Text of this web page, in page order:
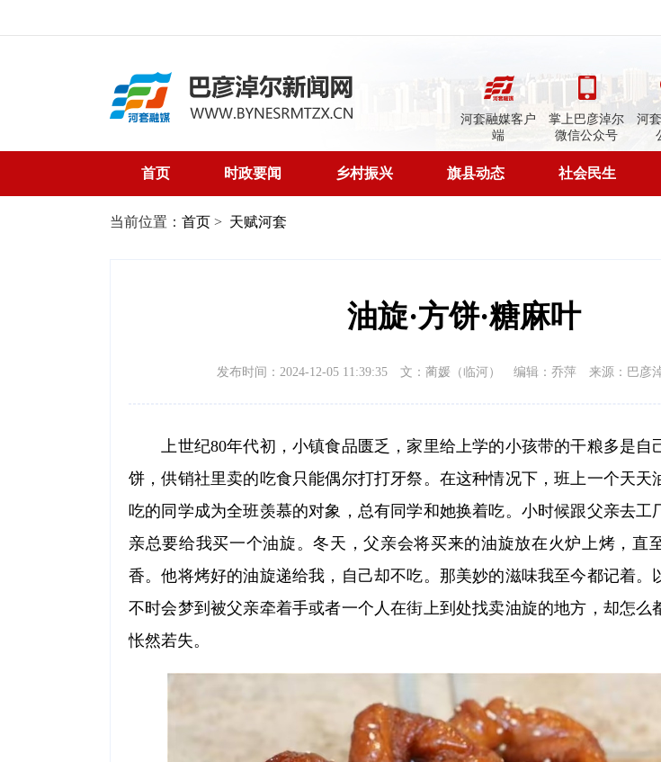
河套融媒客户
端
掌上巴彦淖尔
微信公众号
河
首页 时政要闻 乡村振兴 旗县动态 社会民生
当前位置： 首页 > 天赋河套
油旋·方饼·糖麻叶
发布时间：2024-12-05 11:39:35 文：蔺媛（临河） 编辑：乔萍 来源：巴彦
上世纪80年代初，小镇食品匮乏，家里给上学的小孩带的干粮多是自
饼，供销社里卖的吃食只能偶尔打打牙祭。在这种情况下，班上一个天天
吃的同学成为全班羡慕的对象，总有同学和她换着吃。小时候跟父亲去工
亲总要给我买一个油旋。冬天，父亲会将买来的油旋放在火炉上烤，直
香。他将烤好的油旋递给我，自己却不吃。那美妙的滋味我至今都记着。
不时会梦到被父亲牵着手或者一个人在街上到处找卖油旋的地方，却怎么
怅然若失。